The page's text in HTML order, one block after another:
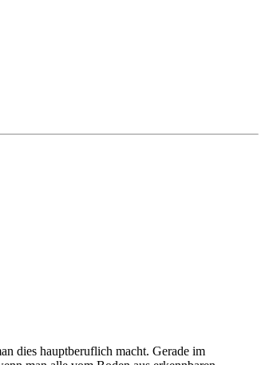
dies hauptberuflich macht. Gerade im